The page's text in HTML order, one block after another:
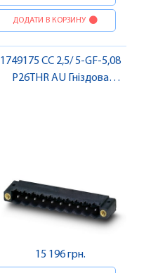
ДОДАТИ В КОРЗИНУ
1749175 CC 2,5/ 5-GF-5,08
P26THR AU Гніздова
15 196 грн.